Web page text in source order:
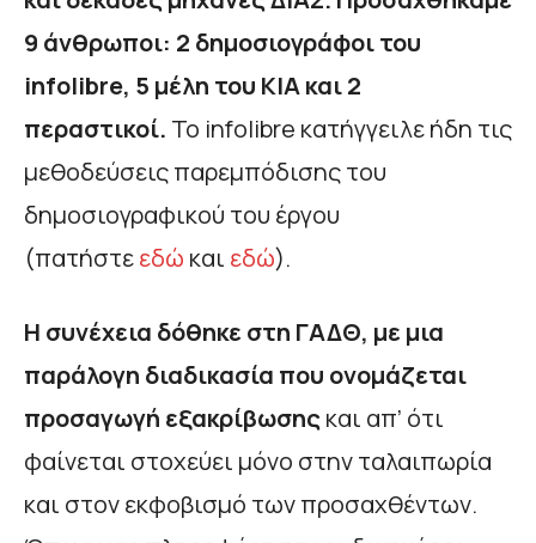
9 άνθρωποι: 2 δημοσιογράφοι του
infolibre, 5 μέλη του ΚΙΑ και 2
περαστικοί. Το infolibre κατήγγειλε ήδη τις
μεθοδεύσεις παρεμπόδισης του
δημοσιογραφικού του έργου
(πατήστεεδώ και εδώ).
Η συνέχεια δόθηκε στη ΓΑΔΘ, με μια
παράλογη διαδικασία που ονομάζεται
προσαγωγή εξακρίβωσηςκαι απ’ ότι
φαίνεται στοχεύει μόνο στην ταλαιπωρία
και στον εκφοβισμό των προσαχθέντων.